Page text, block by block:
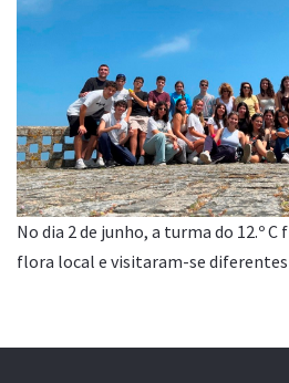
No dia 2 de junho, a turma do 12.º
flora local e visitaram-se diferentes